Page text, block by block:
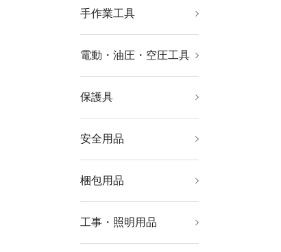
手作業工具 工具セット
ソケットレンチ
レンチ・スパナ・プー
ドライバー・六角棒レ
プライヤー・ニッパ・
ハサミ・カッター・鋸
電設工具
水道・空調配管用工具
車輌整備用品
グリス関連用品
板金用工具
クランプ・バイス
ハンマー・刻印・ポン
絶縁用品
防爆用品
工具箱
バックパック・ツール
電動・油圧・空圧工具軸受駆動機器
小型加工機械・電熱器
電動工具
油圧工具
空圧工具
ドライバービット
切断用品
研削研磨用品
保護具 保護メガネ・防災面
ヘルメット・軽作業帽
マスク・耳栓
保護服・防護服
作業手袋
安全靴・作業靴
墜落・落下防止用品
作業服
安全用品 安全用品
標識・標示
梱包用品 シート・ロープ
梱包結束用品
テープ用品
工事・照明用品 土木作業・大工用品
塗装・内装用品
溶接用品
管工機材
ポンプ
発電機
コードリール・延長コ
作業灯・照明用品
はしご・脚立